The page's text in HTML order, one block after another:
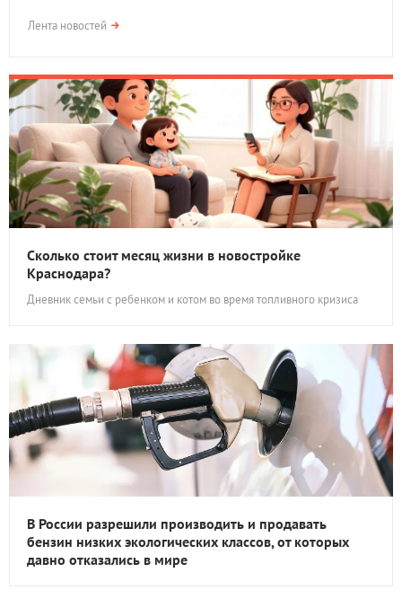
Лента новостей
Сколько стоит месяц жизни в новостройке
Краснодара?
Дневник семьи с ребенком и котом во время топливного кризиса
В России разрешили производить и продавать
бензин низких экологических классов, от которых
давно отказались в мире